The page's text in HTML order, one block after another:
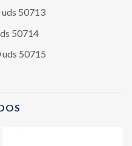
uds 50713
50714
uds 50715